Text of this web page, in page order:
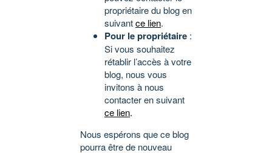
propriétaire du blog en
suivantce lien.
Pour le propriétaire :
Si vous souhaitez
rétablir l’accès à votre
blog, nous vous
invitons à nous
contacter en suivant
ce lien.
Nous espérons que ce blog
pourra être de nouveau